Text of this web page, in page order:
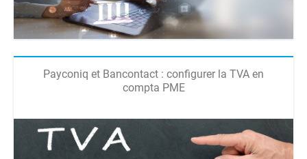
Payconiq et Bancontact : configurer la TVA en
compta PME